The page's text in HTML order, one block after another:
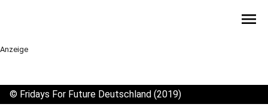
menu
Anzeige
© Fridays For Future Deutschland (2019)